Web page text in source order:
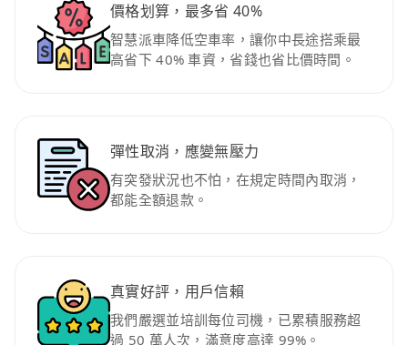
價格划算，最多省 40%
智慧派車降低空車率，讓你中長途搭乘最
高省下 40% 車資，省錢也省比價時間。
彈性取消，應變無壓力
有突發狀況也不怕，在規定時間內取消，
都能全額退款。
真實好評，用戶信賴
我們嚴選並培訓每位司機，已累積服務超
過 50 萬人次，滿意度高達 99%。